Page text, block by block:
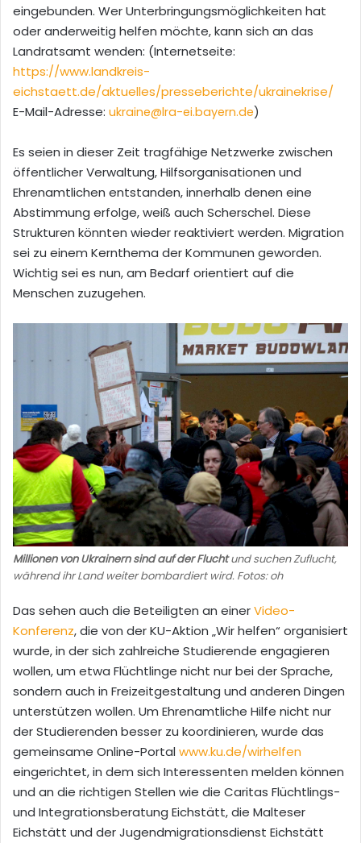
eingebunden. Wer Unterbringungsmöglichkeiten hat
oder anderweitig helfen möchte, kann sich an das
Landratsamt wenden: (Internetseite:
https://www.landkreis-
eichstaett.de/aktuelles/presseberichte/ukrainekrise/
E-Mail-Adresse: ukraine@lra-ei.bayern.de)
Es seien in dieser Zeit tragfähige Netzwerke zwischen
öffentlicher Verwaltung, Hilfsorganisationen und
Ehrenamtlichen entstanden, innerhalb denen eine
Abstimmung erfolge, weiß auch Scherschel. Diese
Strukturen könnten wieder reaktiviert werden. Migration
sei zu einem Kernthema der Kommunen geworden.
Wichtig sei es nun, am Bedarf orientiert auf die
Menschen zuzugehen.
Millionen von Ukrainern sind auf der Fluchtund suchen Zuflucht,
während ihr Land weiter bombardiert wird. Fotos: oh
Das sehen auch die Beteiligten an einerVideo-
Konferenz, die von der KU-Aktion „Wir helfen“ organisiert
wurde, in der sich zahlreiche Studierende engagieren
wollen, um etwa Flüchtlinge nicht nur bei der Sprache,
sondern auch in Freizeitgestaltung und anderen Dingen
unterstützen wollen. Um Ehrenamtliche Hilfe nicht nur
der Studierenden besser zu koordinieren, wurde das
gemeinsame Online-Portalwww.ku.de/wirhelfen
eingerichtet, in dem sich Interessenten melden können
und an die richtigen Stellen wie die Caritas Flüchtlings-
und Integrationsberatung Eichstätt, die Malteser
Eichstätt und der Jugendmigrationsdienst Eichstätt